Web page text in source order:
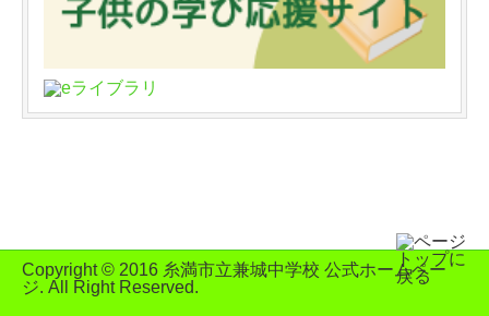
Copyright © 2016 糸満市立兼城中学校 公式ホームペー
ジ. All Right Reserved.